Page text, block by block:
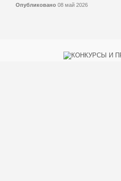
Опубликовано 08 май 2026